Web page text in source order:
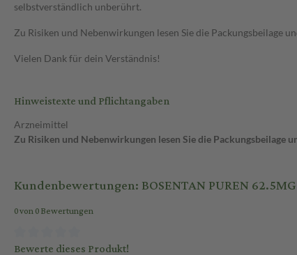
selbstverständlich unberührt.
Zu Risiken und Nebenwirkungen lesen Sie die Packungsbeilage
Vielen Dank für dein Verständnis!
Hinweistexte und Pflichtangaben
Arzneimittel
Zu Risiken und Nebenwirkungen lesen Sie die
Kundenbewertungen: BOSENTAN PUREN
0 von 0 Bewertungen
Bewerte dieses Produkt!